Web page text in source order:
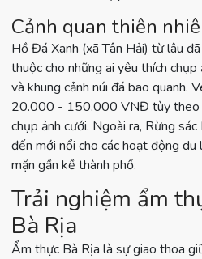
Cảnh quan thiên
Hồ Đá Xanh (xã Tân Hải) từ lâu
thuộc cho những ai yêu thích
và khung cảnh núi đá bao quanh.
20.000 - 150.000 VNĐ tùy theo
chụp ảnh cưới. Ngoài ra, Rừng
đến mới nổi cho các hoạt động du
mặn gần kề thành phố.
Trải nghiệm ẩm
Bà Rịa
Ẩm thực Bà Rịa là sự giao thoa